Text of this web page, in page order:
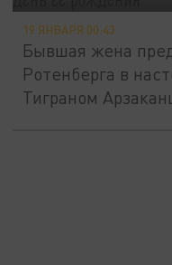
19 ЯНВАРЯ 00:43
Бывшая жена
Ротенберга в
Тиграном